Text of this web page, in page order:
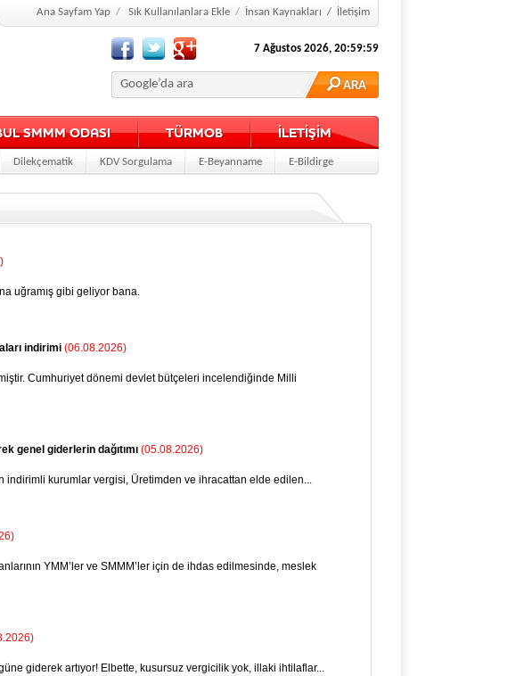
Ana Sayfam Yap / Sık Kullanılanlara Ekle / İnsan Kaynakları / İletişim
7 Ağustos 2026, 21:00:00
SMMM ODASI TÜRMOB İLETİŞİM
Dilekçematik KDV Sorgulama E-Beyanname E-Bildirge
uğramış gibi geliyor bana.
indirimi (06.08.2026)
Cumhuriyet dönemi devlet bütçeleri incelendiğinde Milli
genel giderlerin dağıtımı (05.08.2026)
indirimli kurumlar vergisi, Üretimden ve ihracattan elde edilen...
YMM’ler ve SMMM’ler için de ihdas edilmesinde, meslek
güne giderek artıyor! Elbette, kusursuz vergicilik yok, illaki ihtilaflar...